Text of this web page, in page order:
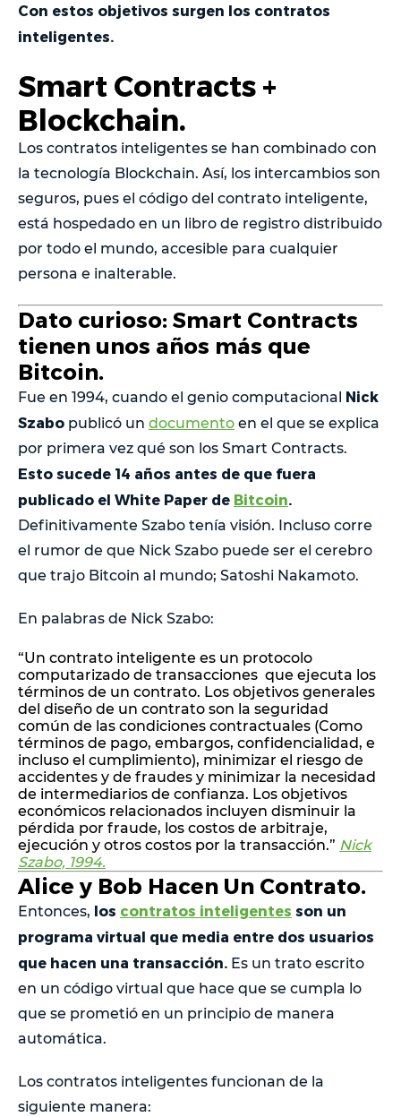
Con estos objetivos surgen los contratos
inteligentes.
Smart Contracts +
Blockchain.
Los contratos inteligentes se han combinado con
la tecnología Blockchain. Así, los intercambios son
seguros, pues el código del contrato inteligente,
está hospedado en un libro de registro distribuido
por todo el mundo, accesible para cualquier
persona e inalterable.
Dato curioso: Smart Contracts
tienen unos años más que
Bitcoin.
Fue en 1994, cuando el genio computacional Nick
Szabo publicó un documento en el que se explica
por primera vez qué son los Smart Contracts.
Esto sucede 14 años antes de que fuera
publicado el White Paper de Bitcoin.
Definitivamente Szabo tenía visión. Incluso corre
el rumor de que Nick Szabo puede ser el cerebro
que trajo Bitcoin al mundo; Satoshi Nakamoto.
En palabras de Nick Szabo:
“Un contrato inteligente es un protocolo
computarizado de transacciones que ejecuta los
términos de un contrato. Los objetivos generales
del diseño de un contrato son la seguridad
común de las condiciones contractuales (Como
términos de pago, embargos, confidencialidad, e
incluso el cumplimiento), minimizar el riesgo de
accidentes y de fraudes y minimizar la necesidad
de intermediarios de confianza. Los objetivos
económicos relacionados incluyen disminuir la
pérdida por fraude, los costos de arbitraje,
ejecución y otros costos por la transacción.” Nick
Szabo, 1994.
Alice y Bob Hacen Un Contrato.
Entonces, los contratos inteligentes son un
programa virtual que media entre dos usuarios
que hacen una transacción. Es un trato escrito
en un código virtual que hace que se cumpla lo
que se prometió en un principio de manera
automática.
Los contratos inteligentes funcionan de la
siguiente manera: